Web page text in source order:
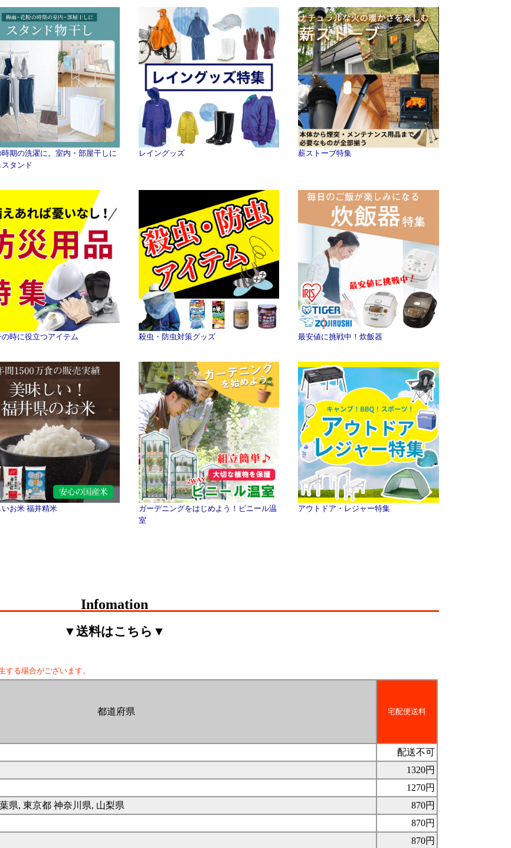
時期の洗濯に。室内・部屋干しに
タンド
レイングッズ 薪ストーブ特集
の時に役立つアイテム 殺虫・防虫対策グッズ 最安値に挑戦中！炊飯器
いお米 福井精米
ガーデニングをはじめよう！ビニール温
室
アウトドア・レジャー特集
Infomation
▼送料はこちら▼
る場合がございます。
都道府県 宅配便送料
配送不可
1320円
1270円
県, 東京都 神奈川県, 山梨県
870円
870円
870円